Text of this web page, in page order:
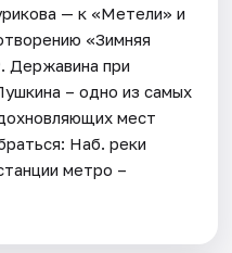
— к «Метели» и
«Зимняя
Державина при
– одно из самых
мест
Наб. реки
метро –